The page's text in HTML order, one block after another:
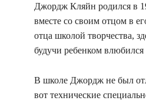
Джордж Кляйн родился в
вместе со своим отцом в
отца школой творчества,
будучи ребенком
В школе Джордж не был
вот технические